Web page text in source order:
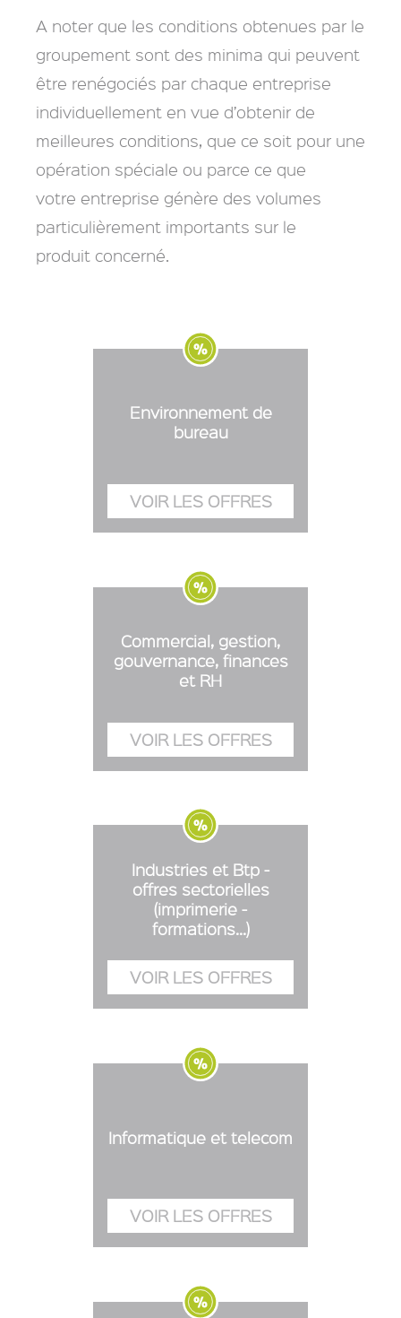
A noter que les conditions obtenues par le
groupement sont des minima qui peuvent
être renégociés par chaque entreprise
individuellement en vue d’obtenir de
meilleures conditions, que ce soit pour une
opération spéciale ou parce ce que
votre entreprise génère des volumes
particulièrement importants sur le
produit concerné.
Environnement de
bureau
Commercial, gestion,
gouvernance, finances
et RH
Industries et Btp -
offres sectorielles
(imprimerie -
formations...)
Informatique et telecom